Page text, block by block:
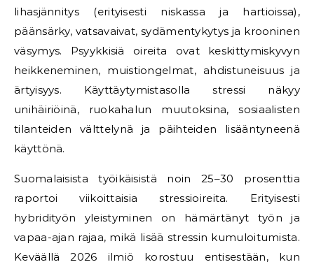
lihasjännitys (erityisesti niskassa ja hartioissa),
päänsärky, vatsavaivat, sydämentykytys ja krooninen
väsymys. Psyykkisiä oireita ovat keskittymiskyvyn
heikkeneminen, muistiongelmat, ahdistuneisuus ja
ärtyisyys. Käyttäytymistasolla stressi näkyy
unihäiriöinä, ruokahalun muutoksina, sosiaalisten
tilanteiden välttelynä ja päihteiden lisääntyneenä
käyttönä.
Suomalaisista työikäisistä noin 25–30 prosenttia
raportoi viikoittaisia stressioireita. Erityisesti
hybridityön yleistyminen on hämärtänyt työn ja
vapaa-ajan rajaa, mikä lisää stressin kumuloitumista.
Keväällä 2026 ilmiö korostuu entisestään, kun